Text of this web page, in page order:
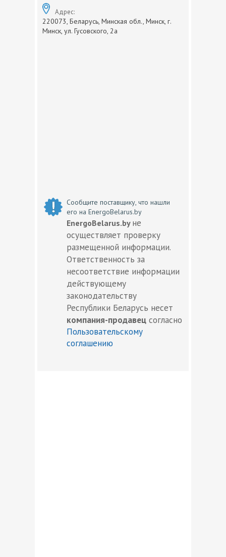
Адрес:
220073, Беларусь, Минская обл., Минск, г.
Минск, ул. Гусовского, 2а
Сообщите поставщику, что нашли
его на EnergoBelarus.by
EnergoBelarus.by не
осуществляет проверку
размещенной информации.
Ответственность за
несоответствие информации
действующему
законодательству
Республики Беларусь несет
компания-продавец согласно
Пользовательскому
соглашению